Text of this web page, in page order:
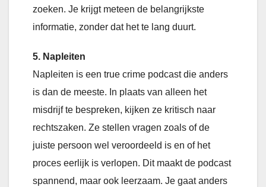
zoeken. Je krijgt meteen de belangrijkste
informatie, zonder dat het te lang duurt.
5. Napleiten
Napleiten is een true crime podcast die anders
is dan de meeste. In plaats van alleen het
misdrijf te bespreken, kijken ze kritisch naar
rechtszaken. Ze stellen vragen zoals of de
juiste persoon wel veroordeeld is en of het
proces eerlijk is verlopen. Dit maakt de podcast
spannend, maar ook leerzaam. Je gaat anders